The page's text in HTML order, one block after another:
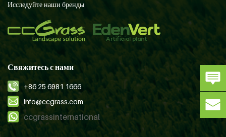
Исследуйте наши бренды
Свяжитесь с нами
+86 25 6981 1666
info@ccgrass.com
ccgrassinternational